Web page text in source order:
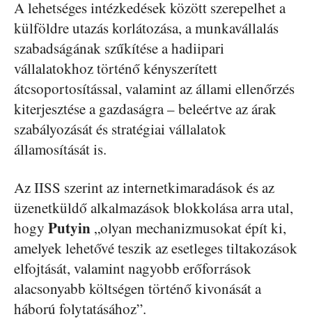
A lehetséges intézkedések között szerepelhet a
külföldre utazás korlátozása, a munkavállalás
szabadságának szűkítése a hadiipari
vállalatokhoz történő kényszerített
átcsoportosítással, valamint az állami ellenőrzés
kiterjesztése a gazdaságra – beleértve az árak
szabályozását és stratégiai vállalatok
államosítását is.
Az IISS szerint az internetkimaradások és az
üzenetküldő alkalmazások blokkolása arra utal,
hogy Putyin „olyan mechanizmusokat épít ki,
amelyek lehetővé teszik az esetleges tiltakozások
elfojtását, valamint nagyobb erőforrások
alacsonyabb költségen történő kivonását a
háború folytatásához”.